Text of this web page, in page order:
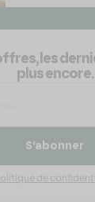
les
plus encore.
S’abonner
de